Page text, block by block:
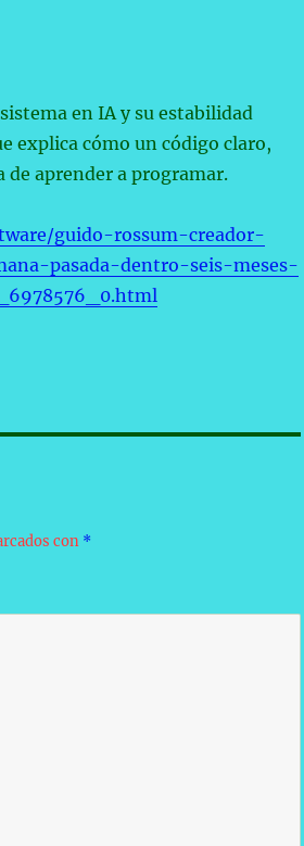
en IA y su estabilidad
explica cómo un código claro,
aprender a programar.
guido-rossum-creador-
pasada-dentro-seis-meses-
con *